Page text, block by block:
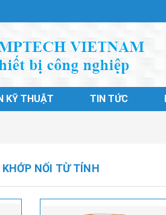
KỸ THUẬT TIN TỨC
NỐI TỪ TÍNH